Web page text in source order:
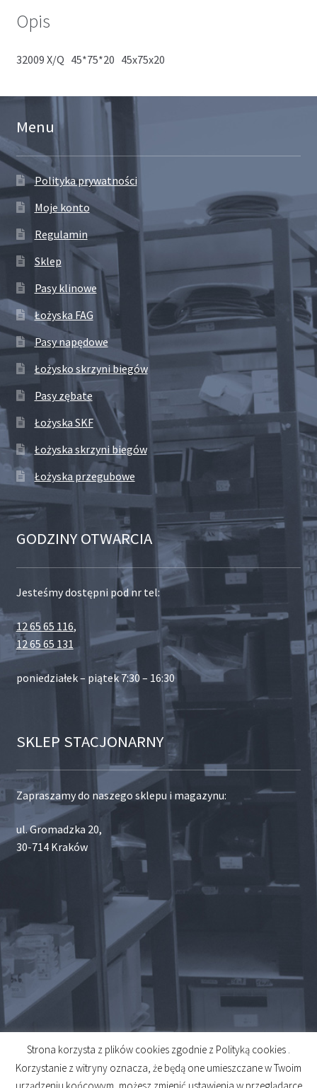
Opis
32009 X/Q 45*75*20 45x75x20
Menu
Polityka prywatności
Moje konto
Regulamin
Sklep
Pasy klinowe
Łożyska FAG
Pasy napędowe
Łożysko skrzyni biegów
Pasy zębate
Łożyska SKF
Łożyska skrzyni biegów
Łożyska przegubowe
GODZINY OTWARCIA
Jesteśmy dostępni pod nr tel:
12 65 65 116,
12 65 65 131
poniedziałek – piątek 7:30 – 16:30
SKLEP STACJONARNY
Zapraszamy do naszego sklepu i magazynu:
ul. Gromadzka 20,
30-714 Kraków
© 2026
Created byMidero
Strona korzysta z plików cookies zgodnie z Polityką cookies .
Korzystanie z witryny oznacza, że będą one umieszczane w Twoim